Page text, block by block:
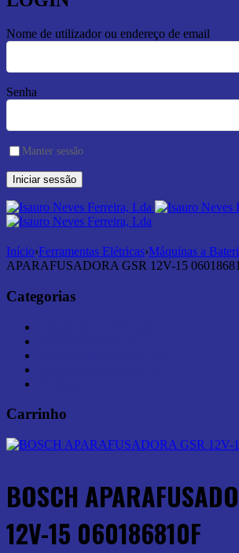
Nome de utilizador ou endereço de email
Senha
Manter sessão
Início›Ferramentas Elétricas›Máquinas a
APARAFUSADORA GSR 12V-15
Categorias
Carrinho
BOSCH
12V-15 060186810F